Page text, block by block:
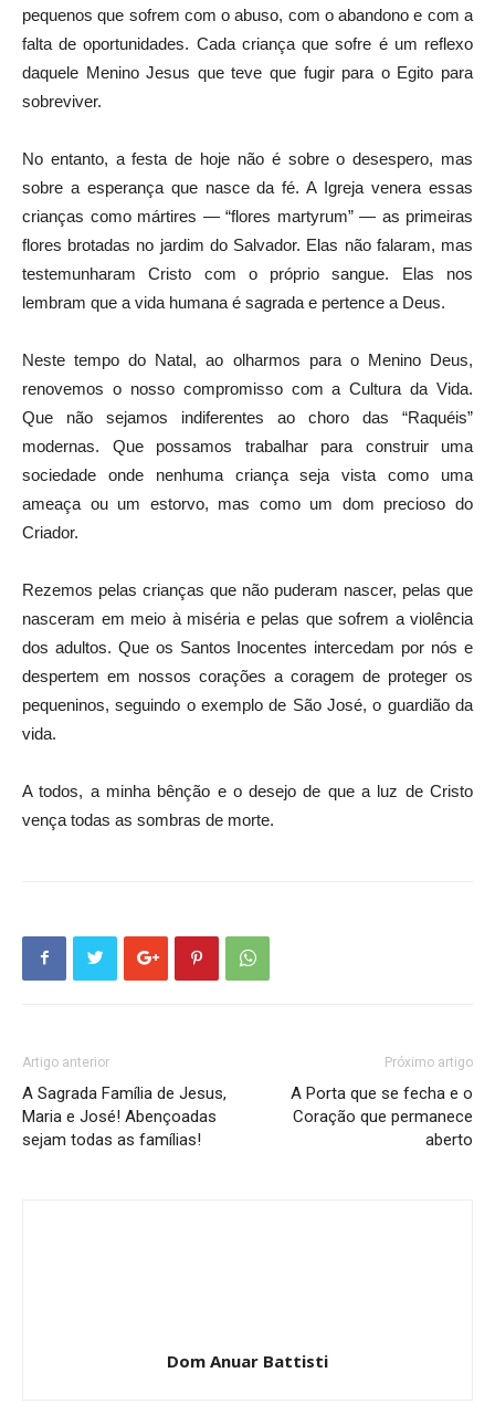
pequenos que sofrem com o abuso, com o abandono e com a
falta de oportunidades. Cada criança que sofre é um reflexo
daquele Menino Jesus que teve que fugir para o Egito para
sobreviver.
No entanto, a festa de hoje não é sobre o desespero, mas
sobre a esperança que nasce da fé. A Igreja venera essas
crianças como mártires — “flores martyrum” — as primeiras
flores brotadas no jardim do Salvador. Elas não falaram, mas
testemunharam Cristo com o próprio sangue. Elas nos
lembram que a vida humana é sagrada e pertence a Deus.
Neste tempo do Natal, ao olharmos para o Menino Deus,
renovemos o nosso compromisso com a Cultura da Vida.
Que não sejamos indiferentes ao choro das “Raquéis”
modernas. Que possamos trabalhar para construir uma
sociedade onde nenhuma criança seja vista como uma
ameaça ou um estorvo, mas como um dom precioso do
Criador.
Rezemos pelas crianças que não puderam nascer, pelas que
nasceram em meio à miséria e pelas que sofrem a violência
dos adultos. Que os Santos Inocentes intercedam por nós e
despertem em nossos corações a coragem de proteger os
pequeninos, seguindo o exemplo de São José, o guardião da
vida.
A todos, a minha bênção e o desejo de que a luz de Cristo
vença todas as sombras de morte.
Artigo anterior
A Sagrada Família de Jesus,
Maria e José! Abençoadas
sejam todas as famílias!
Próximo artigo
A Porta que se fecha e o
Coração que permanece
aberto
Dom Anuar Battisti